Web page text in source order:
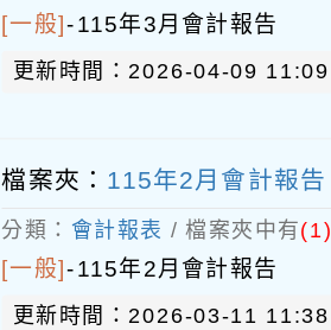
[一般]-115年3月會計報告
更新時間：2026-04-09 11:09
檔案夾： 115年2月會計報告
分類： 會計報表 / 檔案夾中有(1)
[一般]-115年2月會計報告
更新時間：2026-03-11 11:38